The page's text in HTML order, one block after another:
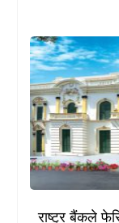
राष्ट्र बैंकले